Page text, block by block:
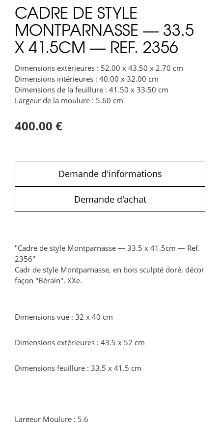
CADRE DE STYLE
MONTPARNASSE — 33.5
X 41.5CM — REF. 2356
Dimensions extérieures : 52.00 x 43.50 x 2.70 cm
Dimensions intérieures : 40.00 x 32.00 cm
Dimensions de la feuillure : 41.50 x 33.50 cm
Largeur de la moulure : 5.60 cm
400.00 €
Demande d'informations
Demande d'achat
"Cadre de style Montparnasse — 33.5 x 41.5cm — Ref.
2356"
Cadr de style Montparnasse, en bois sculpté doré, décor
façon "Bérain". XXe.
Dimensions vue : 32 x 40 cm
Dimensions extérieures : 43.5 x 52 cm
Dimensions feuillure : 33.5 x 41.5 cm
Largeur Moulure : 5.6